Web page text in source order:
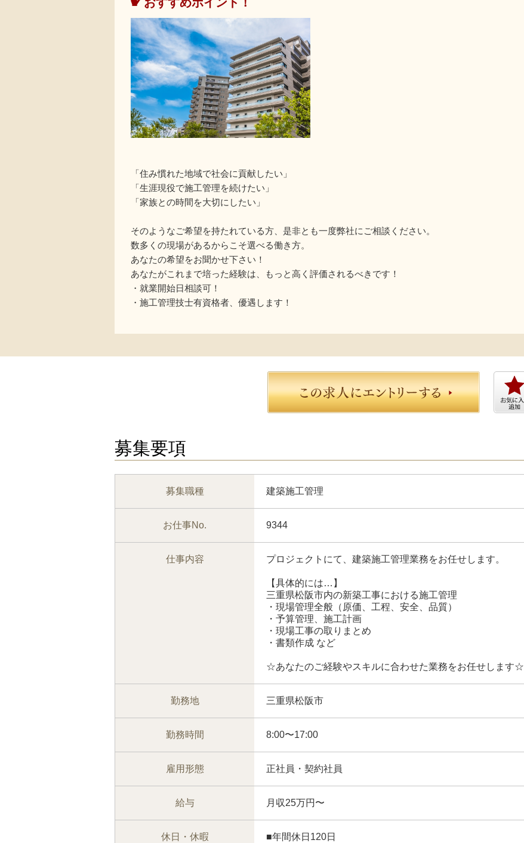
「住み慣れた地域で社会に貢献したい」
「生涯現役で施工管理を続けたい」
「家族との時間を大切にしたい」
そのようなご希望を持たれている方、是非とも一度弊社にご相談ください。
数多くの現場があるからこそ選べる働き方。
あなたの希望をお聞かせ下さい！
あなたがこれまで培った経験は、もっと高く評価されるべきです！
・就業開始日相談可！
・施工管理技士有資格者、優遇します！
募集要項
募集職種 建築施工管理
お仕事No. 9344
仕事内容 プロジェクトにて、建築施工管理業務をお任せします。
【具体的には…】
三重県松阪市内の新築工事における施工管理
・現場管理全般（原価、工程、安全、品質）
・予算管理、施工計画
・現場工事の取りまとめ
・書類作成 など
☆あなたのご経験やスキルに合わせた業務をお任せします☆
勤務地 三重県松阪市
勤務時間 8:00〜17:00
雇用形態 正社員・契約社員
給与 月収25万円〜
休日・休暇
■年間休日120日